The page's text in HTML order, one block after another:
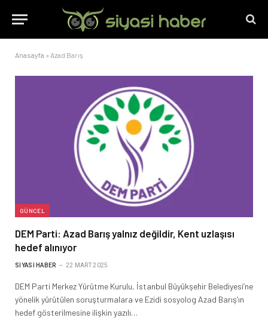
Anasayfa » Azad Barış
GÜNCEL
DEM Parti: Azad Barış yalnız değildir, Kent uzlaşısı
hedef alınıyor
SIYASI HABER 22 MART 2025
DEM Parti Merkez Yürütme Kurulu, İstanbul Büyükşehir Belediyesi’ne
yönelik yürütülen soruşturmalara ve Ezidi sosyolog Azad Barış’ın
hedef gösterilmesine ilişkin yazılı…